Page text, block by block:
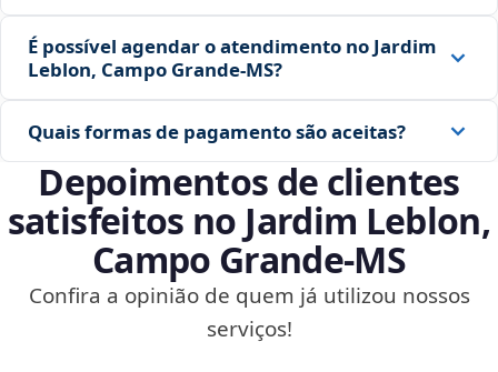
É possível agendar o atendimento no Jardim
Leblon, Campo Grande‑MS?
Quais formas de pagamento são aceitas?
Depoimentos de clientes
satisfeitos no Jardim Leblon,
Campo Grande‑MS
Confira a opinião de quem já utilizou nossos
serviços!